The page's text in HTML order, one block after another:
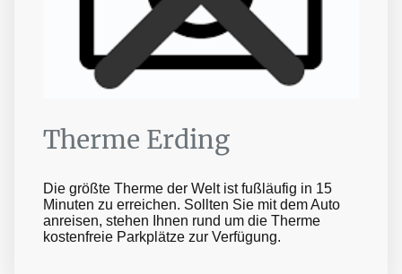
Therme Erding
Die größte Therme der Welt ist fußläufig in 15
Minuten zu erreichen. Sollten Sie mit dem Auto
anreisen, stehen Ihnen rund um die Therme
kostenfreie Parkplätze zur Verfügung.